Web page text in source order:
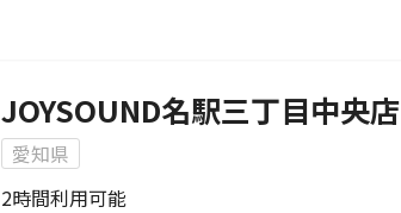
JOYSOUND名駅三丁目中央店
愛知県
2時間利用可能